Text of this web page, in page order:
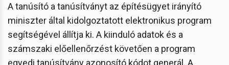
A tanúsító a tanúsítványt az építésügyet irányító
miniszter által kidolgoztatott elektronikus program
segítségével állítja ki. A kiinduló adatok és a
számszaki előellenőrzést követően a program
egyedi tanúsítvány azonosító kódot generál. A